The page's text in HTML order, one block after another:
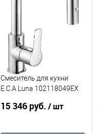
Цвет мойки, смесителя
Смеситель для кухни
E.C.A Luna 102118049EX
15 346 руб./ шт